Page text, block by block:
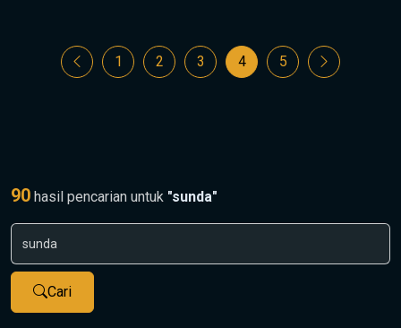
1 2 3 4 5
90 hasil pencarian untuk "sunda"
Cari